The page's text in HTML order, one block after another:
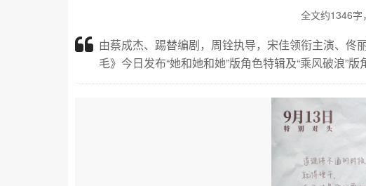
全文约1346字，
由蔡成杰、踢替编剧，周铨执导，宋佳领衔主演、佟
毛》今日发布“她和她和她”版角色特辑及“乘风破浪”